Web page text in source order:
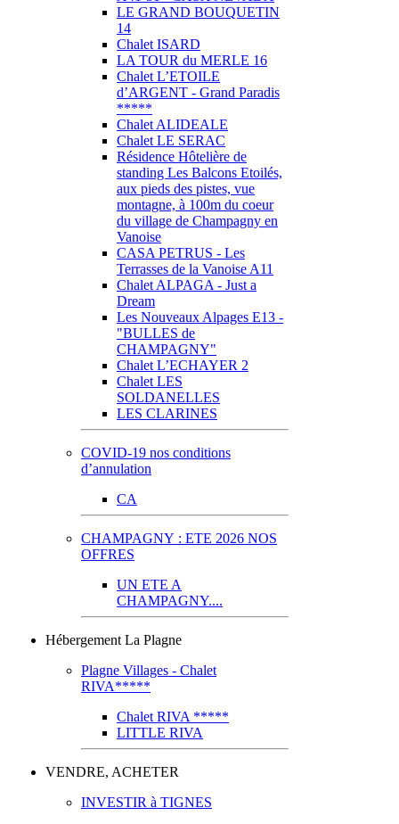
LE GRAND BOUQUETIN
14
Chalet ISARD
LA TOUR du MERLE 16
Chalet L’ETOILE
d’ARGENT - Grand Paradis
*****
Chalet ALIDEALE
Chalet LE SERAC
Résidence Hôtelière de
standing Les Balcons Etoilés,
aux pieds des pistes, vue
montagne, à 100m du coeur
du village de Champagny en
Vanoise
CASA PETRUS - Les
Terrasses de la Vanoise A11
Chalet ALPAGA - Just a
Dream
Les Nouveaux Alpages E13 -
"BULLES de
CHAMPAGNY"
Chalet L’ECHAYER 2
Chalet LES
SOLDANELLES
LES CLARINES
COVID-19 nos conditions
d’annulation
CA
CHAMPAGNY : ETE 2026 NOS
OFFRES
UN ETE A
CHAMPAGNY....
Hébergement La Plagne
Plagne Villages - Chalet
RIVA*****
Chalet RIVA *****
LITTLE RIVA
VENDRE, ACHETER
INVESTIR à TIGNES